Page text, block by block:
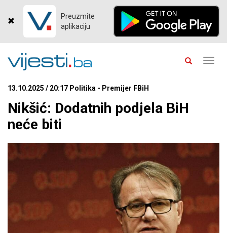
Preuzmite
aplikaciju
13.10.2025 / 20:17 Politika - Premijer FBiH
Nikšić: Dodatnih podjela BiH
neće biti